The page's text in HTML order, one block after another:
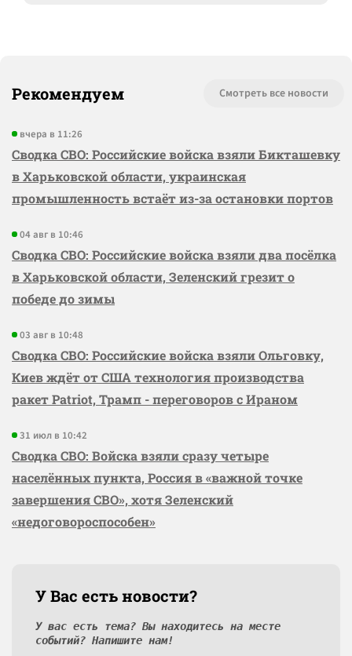
Рекомендуем Смотреть все новости
вчера в 11:26
Сводка СВО: Российские войска взяли Бикташевку
в Харьковской области, украинская
промышленность встаёт из-за остановки портов
04 авг в 10:46
Сводка СВО: Российские войска взяли два посёлка
в Харьковской области, Зеленский грезит о
победе до зимы
03 авг в 10:48
Сводка СВО: Российские войска взяли Ольговку,
Киев ждёт от США технология производства
ракет Patriot, Трамп - переговоров с Ираном
31 июл в 10:42
Сводка СВО: Войска взяли сразу четыре
населённых пункта, Россия в «важной точке
завершения СВО», хотя Зеленский
«недоговороспособен»
У Вас есть новости?
У вас есть тема? Вы находитесь на месте
событий? Напишите нам!